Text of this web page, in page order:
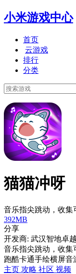
小米游戏中心
首页
云游戏
排行
分类
猫猫冲呀
音乐指尖跳动，收集
392MB
分享
开发商: 武汉智地卓
音乐指尖跳动，收集
跑酷卡通手绘横屏音
主页 攻略 社区 视频